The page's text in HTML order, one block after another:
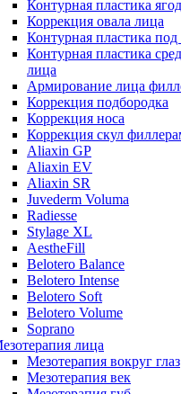
Контурная пластика
Коррекция овала лица
Контурная пластика под
Контурная пластика
лица
Армирование лица
Коррекция подбородка
Коррекция носа
Коррекция скул
Aliaxin GP
Aliaxin EV
Aliaxin SR
Juvederm Voluma
Radiesse
Stylage XL
AestheFill
Belotero Balance
Belotero Intense
Belotero Soft
Belotero Volume
Soprano
лица
Мезотерапия вокруг глаз
Мезотерапия век